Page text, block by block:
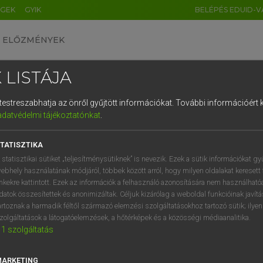
GYIK BELÉPÉS EDUID-
ELŐZMÉNYEK
szótár
VAN ELŐFIZETÉSED?
megtekintéséhez.
LISTÁJA
az önről gyűjtött információkat. További információért
tájékoztatónkat.
statisztikai sütiket „teljesítménysütiknek” is nevezik. Ezek a sütik információkat
használatának módjáról, többek között arról, hogy milyen oldalakat keresett
kattintott. Ezek az információk a felhasználó azonosítására nem
összesítettek és anonimizáltak. Céljuk kizárólag a weboldal funkcióinak
a harmadik féltől származó elemzési szolgáltatásokhoz tartozó sütik;
a látogatóelemzések, a hőtérképek és a közösségi médiaanalitika.
1 szolgáltatás
DE CN FR ES IT NL
1 2 3 4 5 6 7 8 9
q w e r t z u i
a s d f g h j k l é
í y x c v b n m , .